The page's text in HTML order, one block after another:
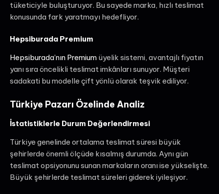
tüketiciyle buluşturuyor. Bu sayede marka, hızlı teslimat
konusunda fark yaratmayı hedefliyor.
Hepsiburada Premium
Hepsiburada’nın Premium üyelik sistemi, avantajlı fiyatın
yanı sıra öncelikli teslimat imkânları sunuyor. Müşteri
sadakati bu modelle çift yönlü olarak teşvik ediliyor.
Türkiye Pazarı Özelinde Analiz
İstatistiklerle Durum Değerlendirmesi
Türkiye genelinde ortalama teslimat süresi büyük
şehirlerde önemli ölçüde kısalmış durumda. Aynı gün
teslimat opsiyonunu sunan markaların oranı ise yükselişte.
Büyük şehirlerde teslimat süreleri giderek iyileşiyor.